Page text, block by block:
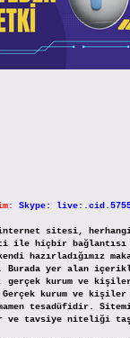
Skype:
sitesi,
ile hiçbir bağlantısı
hazırladığımız
Burada yer alan
gerçek kurum ve kişiler
Gerçek kurum ve
tesadüfidir.
ve tavsiye niteliği